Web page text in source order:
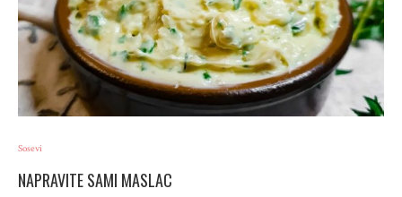
Sosevi
NAPRAVITE SAMI MASLAC